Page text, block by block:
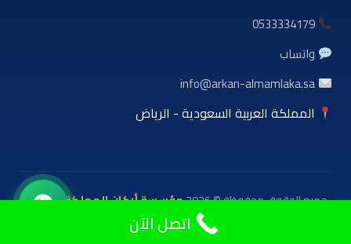
0533334179
واتساب
info@arkan-almamlaka.sa
المملكة العربية السعودية - الرياض
جميع الحقوق محفوظة © 2026
مؤسسة أركان المملكة للعوازل
والمقاولات
اتصل الآن